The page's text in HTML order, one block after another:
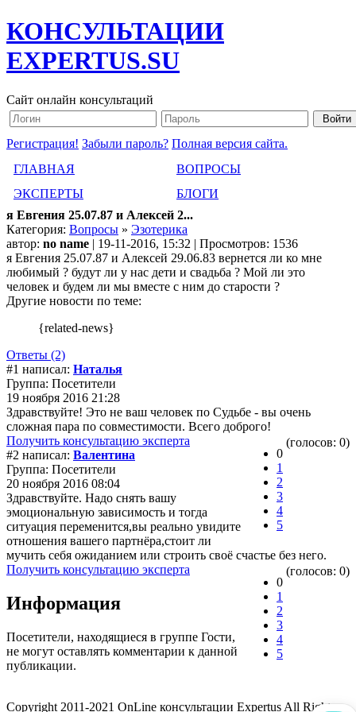
КОНСУЛЬТАЦИИ
EXPERTUS.SU
Сайт онлайн консультаций
Регистрация! Забыли пароль? Полная версия сайта.
ГЛАВНАЯ
ВОПРОСЫ
ЭКСПЕРТЫ
БЛОГИ
я Евгения 25.07.87 и Алексей 2...
Категория: Вопросы » Эзотерика
автор: no name | 19-11-2016, 15:32 | Просмотров: 1536
я Евгения 25.07.87 и Алексей 29.06.83 вернется ли ко мне
любимый ? будут ли у нас дети и свадьба ? Мой ли это
человек и будем ли мы вместе с ним до старости ?
Другие новости по теме:
{related-news}
Ответы (2)
#1 написал: Наталья
Группа: Посетители
19 ноября 2016 21:28
Здравствуйте! Это не ваш человек по Судьбе - вы очень
сложная пара по совместимости. Всего доброго!
Получить консультацию эксперта
0
1
2
3
4
5
(голосов: 0)
#2 написал: Валентина
Группа: Посетители
20 ноября 2016 08:04
Здравствуйте. Надо снять вашу
эмоциональную зависимость и тогда
ситуация переменится,вы реально увидите
отношения вашего партнёра,стоит ли
мучить себя ожиданием или строить своё счастье без него.
Получить консультацию эксперта
0
1
2
3
4
5
(голосов: 0)
Информация
Посетители, находящиеся в группе Гости,
не могут оставлять комментарии к данной
публикации.
Copyright 2011-2021 OnLine консультации Expertus All Rights